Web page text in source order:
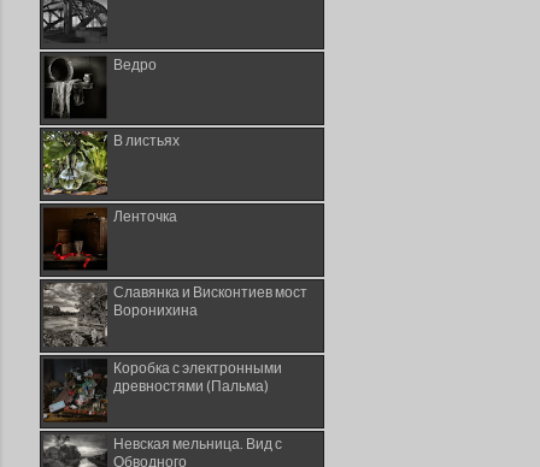
Ведро
В листьях
Ленточка
Славянка и Висконтиев мост
Воронихина
Коробка с электронными
древностями (Пальма)
Невская мельница. Вид с
Обводного